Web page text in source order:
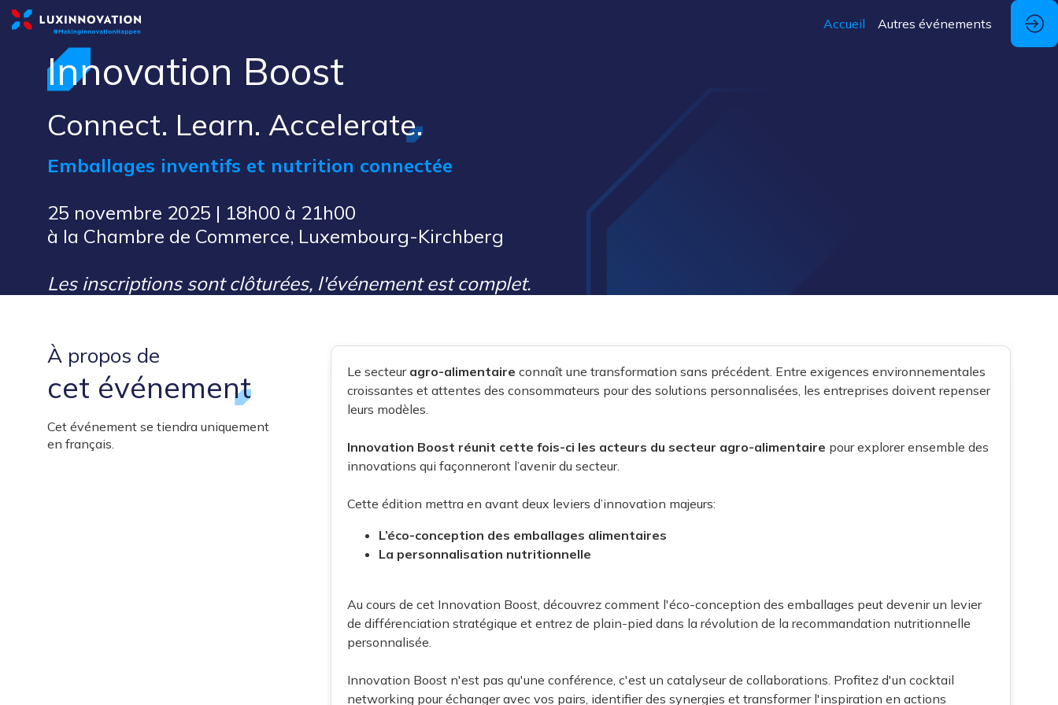
Accueil Autres événements
Innovation Boost
Connect. Learn. Accelerate.
Emballages inventifs et nutrition connectée
25 novembre 2025 | 18h00 à 21h00
à la Chambre de Commerce, Luxembourg-Kirchberg
Les inscriptions sont clôturées, l'événement est complet.
À propos de
cet événement
Cet événement se tiendra uniquement
en français.
Le secteur agro-alimentaire connaît une transformation sans précédent. Entre exigences environnementales
croissantes et attentes des consommateurs pour des solutions personnalisées, les entreprises doivent repenser
leurs modèles.
Innovation Boost réunit cette fois-ci les acteurs du secteur agro-alimentaire pour explorer ensemble des
innovations qui façonneront l’avenir du secteur.
Cette édition mettra en avant deux leviers d’innovation majeurs:
L’éco-conception des emballages alimentaires
La personnalisation nutritionnelle
Au cours de cet Innovation Boost, découvrez comment l'éco-conception des emballages peut devenir un levier
de différenciation stratégique et entrez de plain-pied dans la révolution de la recommandation nutritionnelle
personnalisée.
Innovation Boost n'est pas qu'une conférence, c'est un catalyseur de collaborations. Profitez d'un cocktail
networking pour échanger avec vos pairs, identifier des synergies et transformer l'inspiration en actions